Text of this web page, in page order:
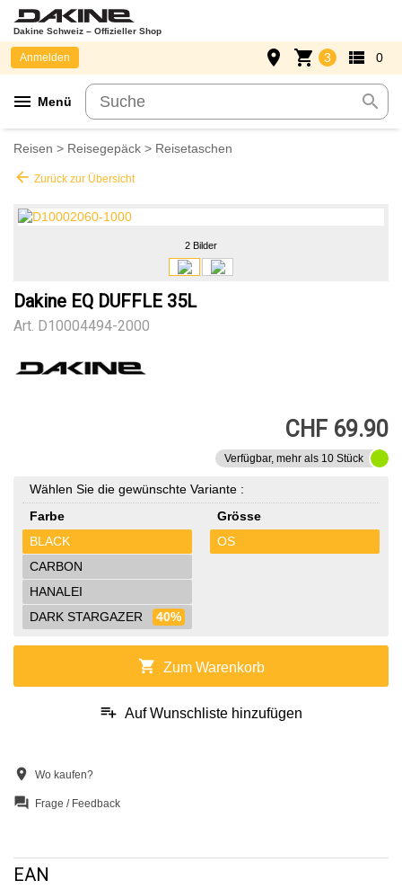
Dakine Schweiz – Offizieller Shop
menu Menü search
Anmelden place shopping_cart 3 view_list 0
Reisen > Reisegepäck > Reisetaschen
arrow_back Zurück zur Übersicht
2 Bilder
Dakine EQ DUFFLE 35L
Art. D10004494-2000
CHF 69.90
Verfügbar, mehr als 10 Stück
Wählen Sie die gewünschte Variante :
Farbe
BLACK
CARBON
HANALEI
DARK STARGAZER
40%
Grösse
OS
shopping_cart Zum Warenkorb
playlist_add Auf Wunschliste hinzufügen
location_on Wo kaufen?
question_answer Frage / Feedback
EAN